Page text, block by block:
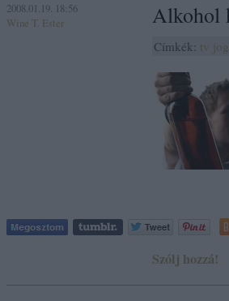
2008.01.19. 18:56
Wine T. Ester
Alkohol
Címkék: tv
Szólj hozzá!